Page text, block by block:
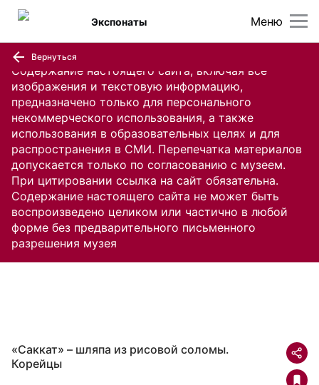
Содержание настоящего сайта, включая все
изображения и текстовую информацию,
предназначено только для персонального
некоммерческого использования, а также
использования в образовательных целях и для
распространения в СМИ. Перепечатка материалов
допускается только по согласованию с музеем.
При цитировании ссылка на сайт обязательна.
Содержание настоящего сайта не может быть
воспроизведено целиком или частично в любой
форме без предварительного письменного
разрешения музея
Меню
Экспонаты
Вернуться
«Саккат» – шляпа из рисовой соломы.
Корейцы